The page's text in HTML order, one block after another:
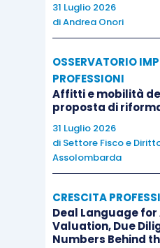
trasformare nei prossimi
«promessa
31 Luglio 2026
diAndrea Onori
OSSERVATORIO
PROFESSIONI
Affitti e mobilità
proposta di
31 Luglio 2026
di Settore Fisco e
Assolombarda
CRESCITA
Deal Language
Valuation, Due
Numbers Behind